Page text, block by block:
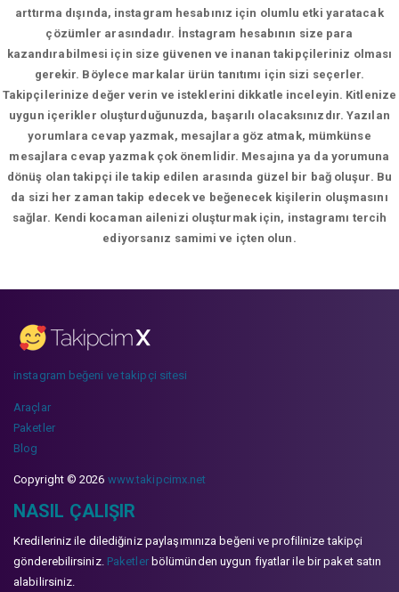
arttırma dışında, instagram hesabınız için olumlu etki yaratacak
çözümler arasındadır. İnstagram hesabının size para
kazandırabilmesi için size güvenen ve inanan takipçileriniz olması
gerekir. Böylece markalar ürün tanıtımı için sizi seçerler.
Takipçilerinize değer verin ve isteklerini dikkatle inceleyin. Kitlenize
uygun içerikler oluşturduğunuzda, başarılı olacaksınızdır. Yazılan
yorumlara cevap yazmak, mesajlara göz atmak, mümkünse
mesajlara cevap yazmak çok önemlidir. Mesajına ya da yorumuna
dönüş olan takipçi ile takip edilen arasında güzel bir bağ oluşur. Bu
da sizi her zaman takip edecek ve beğenecek kişilerin oluşmasını
sağlar. Kendi kocaman ailenizi oluşturmak için, instagramı tercih
ediyorsanız samimi ve içten olun.
instagram beğeni ve takipçi sitesi
Araçlar
Paketler
Blog
Copyright © 2026 www.takipcimx.net
NASIL ÇALIŞIR
Kredileriniz ile dilediğiniz paylaşımınıza beğeni ve profilinize takipçi
gönderebilirsiniz. Paketlerbölümünden uygun fiyatlar ile bir paket satın
alabilirsiniz.